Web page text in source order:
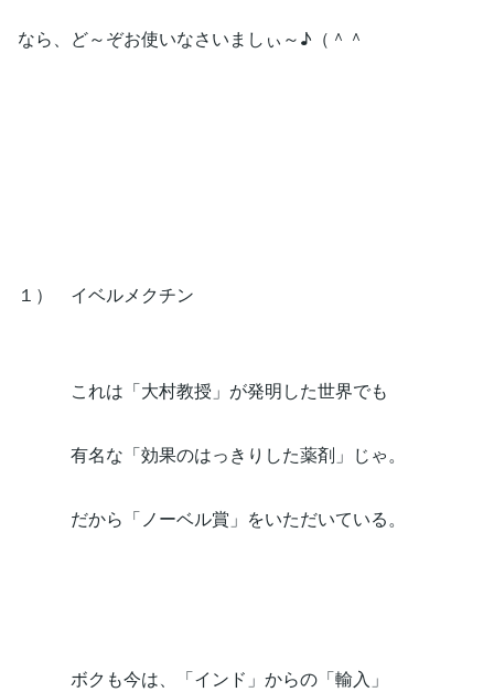
なら、ど～ぞお使いなさいましぃ～♪（＾＾
１） イベルメクチン
これは「大村教授」が発明した世界でも
有名な「効果のはっきりした薬剤」じゃ。
だから「ノーベル賞」をいただいている。
ボクも今は、「インド」からの「輸入」